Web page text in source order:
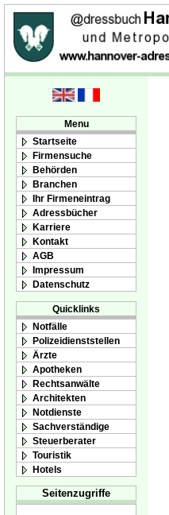
Menu
Startseite
Firmensuche
Behörden
Branchen
Ihr Firmeneintrag
Adressbücher
Karriere
Kontakt
AGB
Impressum
Datenschutz
Quicklinks
Notfälle
Polizeidienststellen
Ärzte
Apotheken
Rechtsanwälte
Architekten
Notdienste
Sachverständige
Steuerberater
Touristik
Hotels
Seitenzugriffe